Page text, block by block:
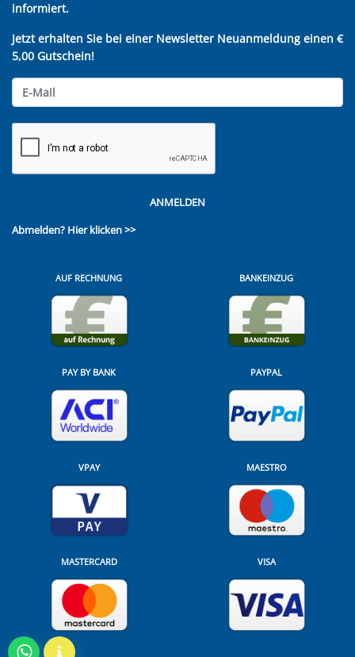
informiert.
Jetzt erhalten Sie bei einer Newsletter Neuanmeldung einen €
5,00 Gutschein!
ANMELDEN
Abmelden? Hier klicken >>
AUF RECHNUNG BANKEINZUG
PAY BY BANK PAYPAL
VPAY MAESTRO
MASTERCARD VISA